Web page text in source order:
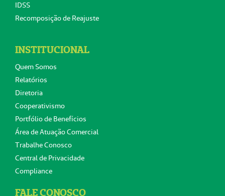
IDSS
Recomposição de Reajuste
INSTITUCIONAL
Quem Somos
Relatórios
Diretoria
Cooperativismo
Portfólio de Benefícios
Área de Atuação Comercial
Trabalhe Conosco
Central de Privacidade
Compliance
FALE CONOSCO